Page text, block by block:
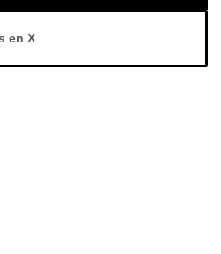
en X